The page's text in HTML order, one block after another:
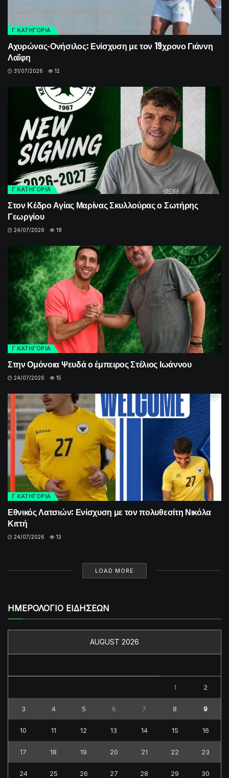
Γ ΚΑΤΗΓΟΡΙΑ
Αχυρώνας-Ονήσιλος: Ενίσχυση με τον 19χρονο Γιάννη
Λαΐφη
31/07/2026 12
Γ ΚΑΤΗΓΟΡΙΑ
Στον Κέδρο Αγίας Μαρίνας Σκυλλούρας ο Σωτήρης
Γεωργίου
24/07/2026 18
Γ ΚΑΤΗΓΟΡΙΑ
Στην Ομόνοια Ψευδά ο έμπειρος Στέλιος Ιωάννου
24/07/2026 15
Γ ΚΑΤΗΓΟΡΙΑ
Εθνικός Λατσιών: Ενίσχυση με τον πολυθεσίτη Νικόλα
Κιττή
24/07/2026 13
LOAD MORE
ΗΜΕΡΟΛΟΓΙΟ ΕΙΔΗΣΕΩΝ
AUGUST 2026
1 2
3 4 5 6 7 8 9
10 11 12 13 14 15 16
17 18 19 20 21 22 23
24 25 26 27 28 29 30